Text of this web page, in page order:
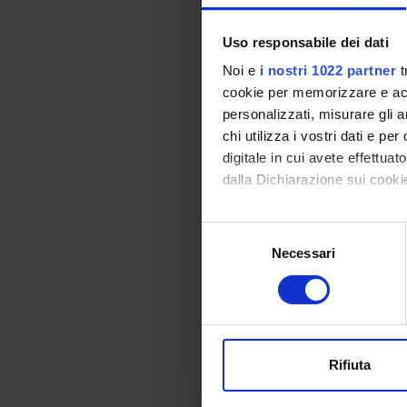
Uso responsabile dei dati
Noi e i nostri 1022 partner
cookie per memorizzare e
personalizzati, misurare gli
chi utilizza i vostri dati e per
digitale in cui avete
dalla Dichiarazione sui
Con il tuo consenso,
raccogliere
digitali).
modificare o ritirare il tuo
Necessari
Rifiuta
Azienda
Azienda
Azienda
Negrar